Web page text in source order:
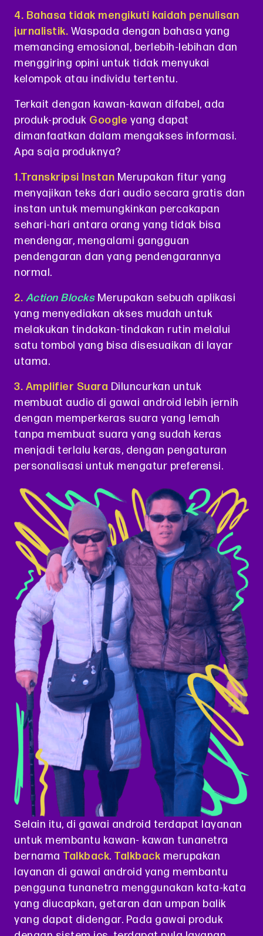
4. Bahasa tidak mengikuti kaidah penulisan
jurnalistik. Waspada dengan bahasa yang
memancing emosional, berlebih-lebihan dan
menggiring opini untuk tidak menyukai
kelompok atau individu tertentu.
Terkait dengan kawan-kawan difabel, ada
produk-produk Google yang dapat
dimanfaatkan dalam mengakses informasi.
Apa saja produknya?
1.Transkripsi Instan Merupakan fitur yang
menyajikan teks dari audio secara gratis dan
instan untuk memungkinkan percakapan
sehari-hari antara orang yang tidak bisa
mendengar, mengalami gangguan
pendengaran dan yang pendengarannya
normal.
2. Action BlocksMerupakan sebuah aplikasi
yang menyediakan akses mudah untuk
melakukan tindakan-tindakan rutin melalui
satu tombol yang bisa disesuaikan di layar
utama.
3. Amplifier Suara Diluncurkan untuk
membuat audio di gawai android lebih jernih
dengan memperkeras suara yang lemah
tanpa membuat suara yang sudah keras
menjadi terlalu keras, dengan pengaturan
personalisasi untuk mengatur preferensi.
Selain itu, di gawai android terdapat layanan
untuk membantu kawan- kawan tunanetra
bernama Talkback. Talkback merupakan
layanan di gawai android yang membantu
pengguna tunanetra menggunakan kata-kata
yang diucapkan, getaran dan umpan balik
yang dapat didengar. Pada gawai produk